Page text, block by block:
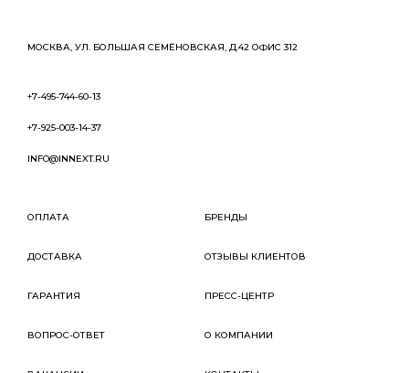
МОСКВА, УЛ. БОЛЬШАЯ СЕМЁНОВСКАЯ, Д.42 ОФИС 312
+7-495-744-60-13
+7-925-003-14-37
INFO@INNEXT.RU
ОПЛАТА
ДОСТАВКА
ГАРАНТИЯ
БРЕНДЫ
ОТЗЫВЫ КЛИЕНТОВ
ПРЕСС-ЦЕНТР
ВОПРОС-ОТВЕТ О КОМПАНИИ